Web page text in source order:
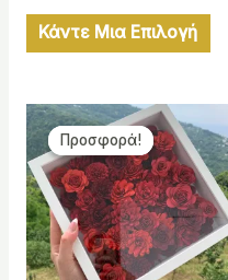
Κάντε Μια Επιλογή
Προσφορά!
Προσφορά!
Original
price
was:
65,00 €.
Η
τρέχουσα
τιμή
είναι:
49,00 €.